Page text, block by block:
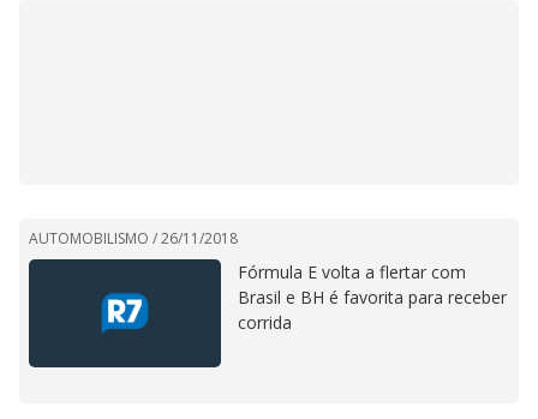
AUTOMOBILISMO /26/11/2018
Fórmula E volta a flertar com
Brasil e BH é favorita para receber
corrida